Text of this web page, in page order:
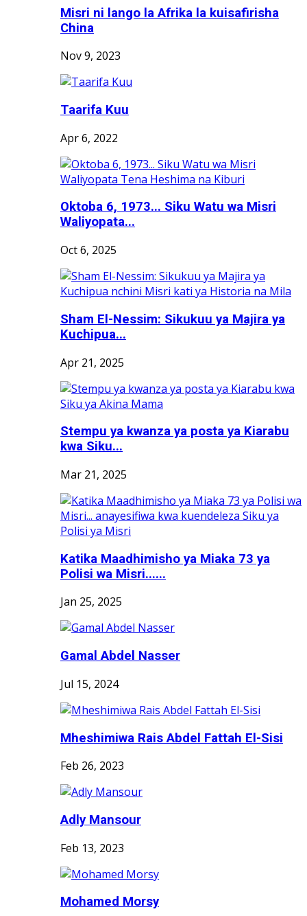
Misri ni lango la Afrika la kuisafirisha
China
Nov 9, 2023
Taarifa Kuu
Apr 6, 2022
Oktoba 6, 1973... Siku Watu wa Misri
Waliyopata...
Oct 6, 2025
Sham El-Nessim: Sikukuu ya Majira ya
Kuchipua...
Apr 21, 2025
Stempu ya kwanza ya posta ya Kiarabu
kwa Siku...
Mar 21, 2025
Katika Maadhimisho ya Miaka 73 ya
Polisi wa Misri......
Jan 25, 2025
Gamal Abdel Nasser
Jul 15, 2024
Mheshimiwa Rais Abdel Fattah El-Sisi
Feb 26, 2023
Adly Mansour
Feb 13, 2023
Mohamed Morsy